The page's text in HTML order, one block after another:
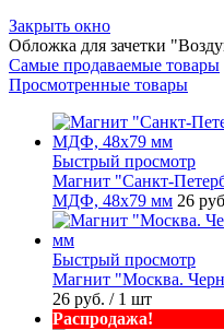
Закрыть окно
Обложка для зачетки
Самые продаваемые товары
Просмотренные товары
Быстрый просмотр
Магнит "Санкт-
МДФ, 48х79 мм 26
Быстрый просмотр
Магнит "Москва.
26 руб. / 1 шт
Распродажа!